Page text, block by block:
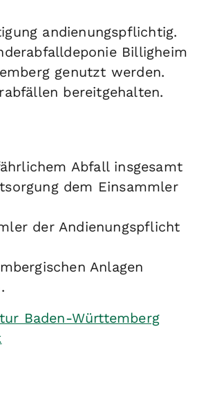
andienungspflichtig.
Billigheim
genutzt werden.
bereitgehalten.
Abfall insgesamt
dem Einsammler
der Andienungspflicht
Anlagen
Baden-Württemberg